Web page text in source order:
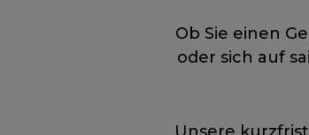
Ob Sie einen
oder sich auf